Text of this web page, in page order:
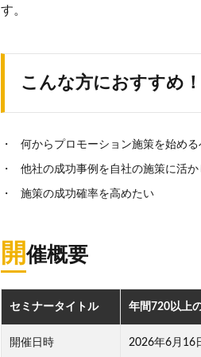
す。
こんな方におすすめ！
何からプロモーション施策を始め
他社の成功事例を自社の施策に活か
施策の成功確率を高めたい
開催概要
セミナータイトル 年間720以上
開催日時 2026年6月16